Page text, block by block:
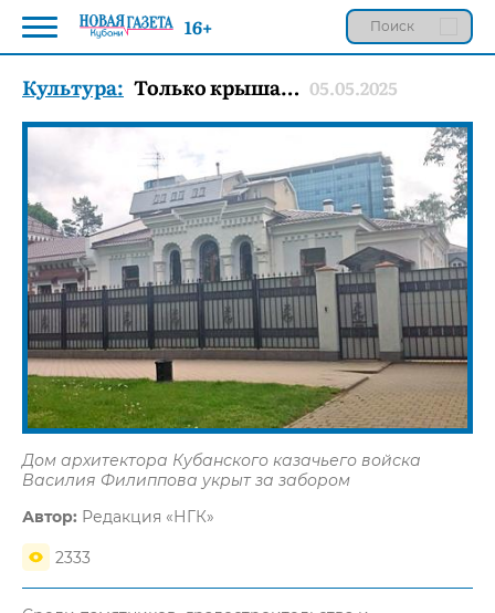
Культура: Только крыша… 05.05.2025
Дом архитектора Кубанского казачьего войска
Василия Филиппова укрыт за забором
Автор: Редакция «НГК»
2333
16+